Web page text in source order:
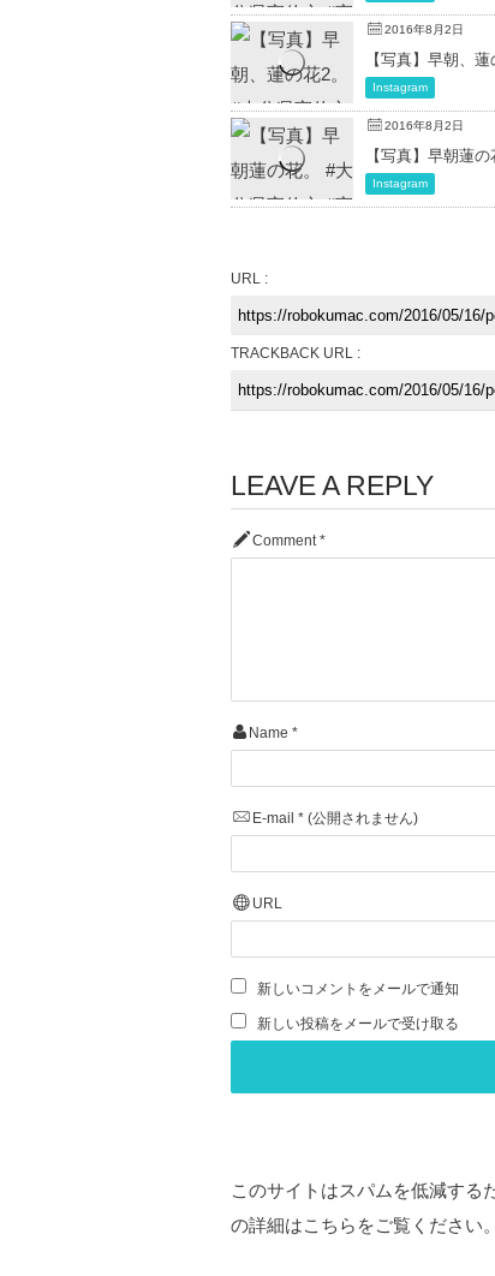
2016年8月2日
【写真】早朝、
Instagram
2016年8月2日
【写真】早朝蓮
Instagram
URL :
TRACKBACK URL :
LEAVE A REPLY
Comment *
Name *
E-mail * (公開されません)
URL
新しいコメントをメールで通知
新しい投稿をメールで受け取る
このサイトはスパムを低減する
の詳細はこちらをご覧ください。